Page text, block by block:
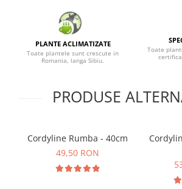
PLANTE ACLIMATIZATE
Toate plantele sunt crescute in
Romania, langa Sibiu.
Toate
PRODUSE
Cordyline Rumba - 40cm
49,50 RON